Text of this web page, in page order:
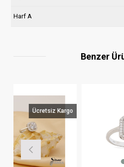
Harf A
Benzer
Ücretsiz Kargo